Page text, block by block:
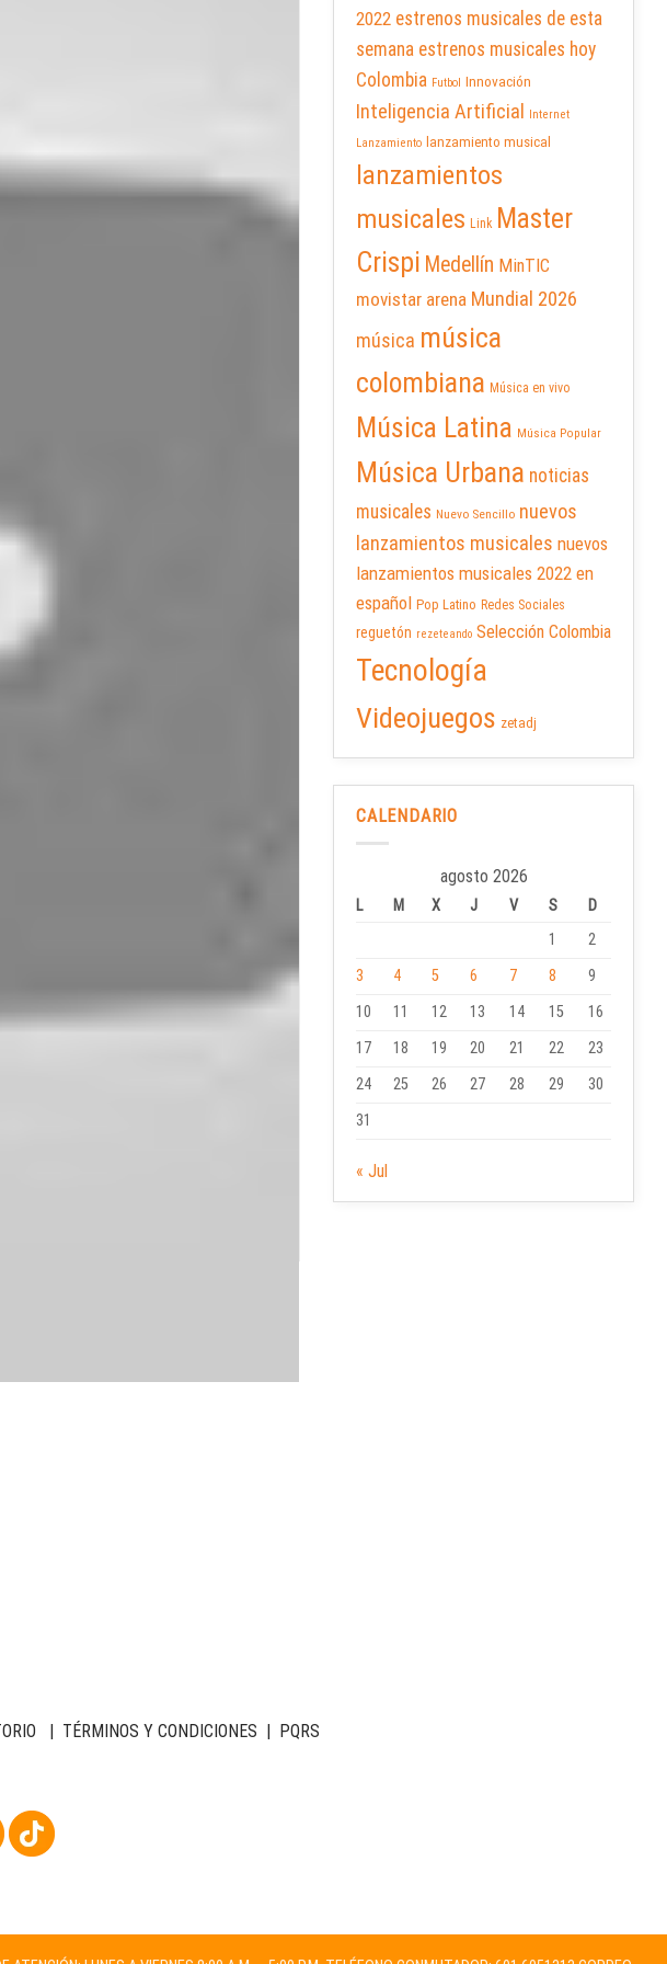
2022 estrenos musicales de esta
semana estrenos musicales hoy
Colombia Futbol Innovación
Inteligencia Artificial
Internet
Lanzamiento
lanzamiento musical
lanzamientos
musicales Link Master
Crispi Medellín MinTIC
movistar arena Mundial 2026
música música
colombiana Música en vivo
Música Latina Música Popular
Música Urbana noticias
musicales Nuevo Sencillo nuevos
lanzamientos musicales nuevos
lanzamientos musicales 2022 en
español Pop Latino Redes Sociales
reguetón rezeteando Selección Colombia
Tecnología
Videojuegos zetadj
CALENDARIO
agosto 2026
L M X J V S
D
1
2
3
4 5 6 7 8
9
10
11 12 13 14 15
16
17
18 19 20 21 22
23
24
25 26 27 28 29
30
31
« Jul
| TÉRMINOS Y CONDICIONES | PQRS